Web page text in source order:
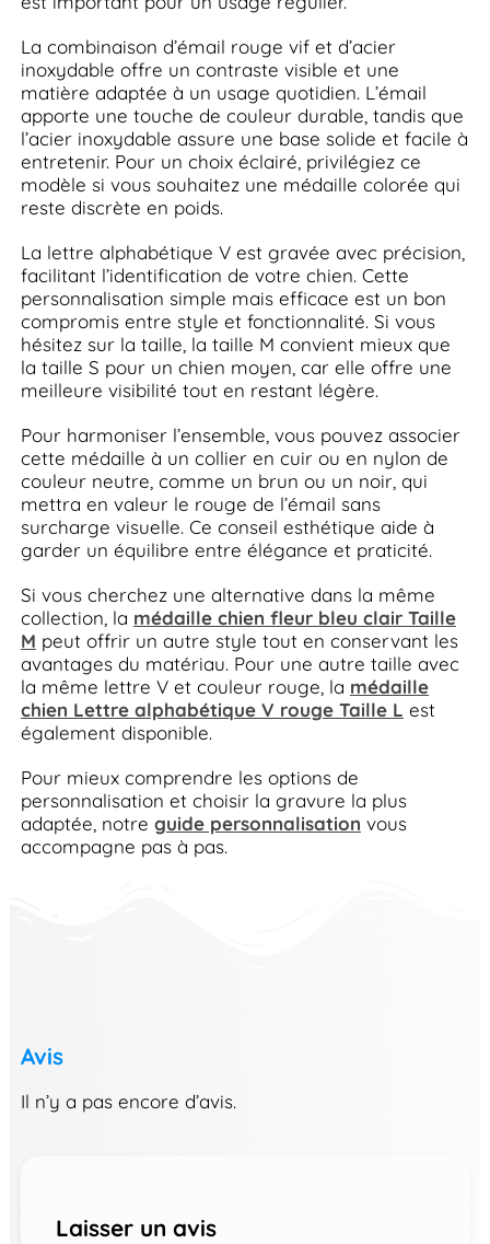
La combinaison d’émail rouge vif et d’acier
inoxydable offre un contraste visible et une
matière adaptée à un usage quotidien. L’émail
apporte une touche de couleur durable, tandis que
l’acier inoxydable assure une base solide et facile à
entretenir. Pour un choix éclairé, privilégiez ce
modèle si vous souhaitez une médaille colorée qui
reste discrète en poids.
La lettre alphabétique V est gravée avec précision,
facilitant l’identification de votre chien. Cette
personnalisation simple mais efficace est un bon
compromis entre style et fonctionnalité. Si vous
hésitez sur la taille, la taille M convient mieux que
la taille S pour un chien moyen, car elle offre une
meilleure visibilité tout en restant légère.
Pour harmoniser l’ensemble, vous pouvez associer
cette médaille à un collier en cuir ou en nylon de
couleur neutre, comme un brun ou un noir, qui
mettra en valeur le rouge de l’émail sans
surcharge visuelle. Ce conseil esthétique aide à
garder un équilibre entre élégance et praticité.
Si vous cherchez une alternative dans la même
collection, la médaille chien fleur bleu clair Taille
M peut offrir un autre style tout en conservant les
avantages du matériau. Pour une autre taille avec
la même lettre V et couleur rouge, la médaille
chien Lettre alphabétique V rouge Taille L est
également disponible.
Pour mieux comprendre les options de
personnalisation et choisir la gravure la plus
adaptée, notre guide personnalisation vous
accompagne pas à pas.
Avis
Il n’y a pas encore d’avis.
Laisser un avis